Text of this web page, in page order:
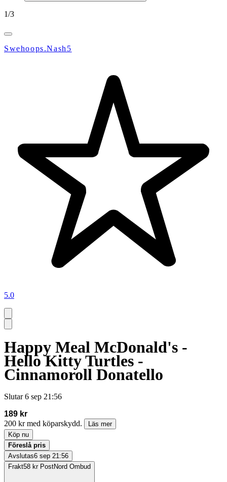
1/3
Swehoops.Nash5
5.0
Happy Meal McDonald's -
Hello Kitty Turtles -
Cinnamoroll Donatello
Slutar 6 sep 21:56
189 kr
200 kr med köparskydd.
Läs mer
Köp nu
Föreslå pris
Avslutas6 sep 21:56
Frakt58 kr PostNord Ombud